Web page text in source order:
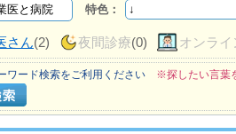
特色：
さん(2) 夜間診療(0) オンライ
ワード検索をご利用ください ※探したい言葉